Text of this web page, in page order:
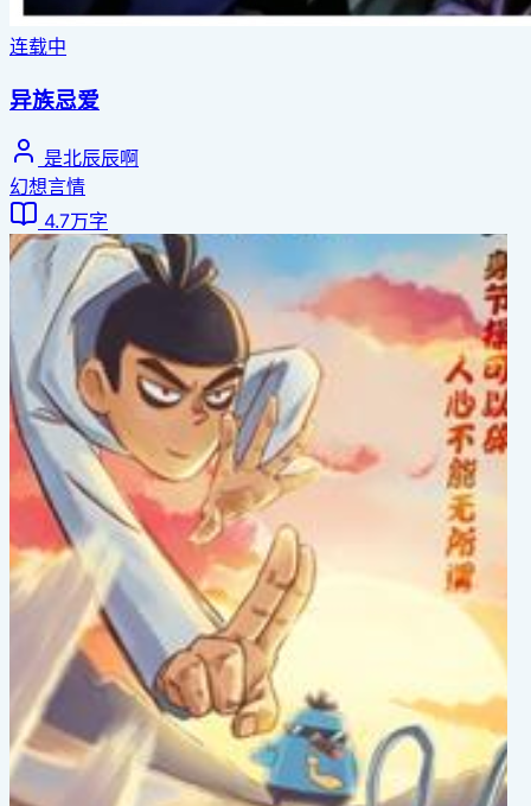
连载中
异族忌爱
是北辰辰啊
幻想言情
4.7万字